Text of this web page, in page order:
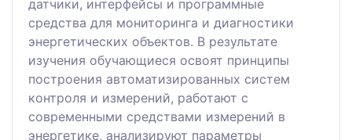
датчики, интерфейсы и программные
средства для мониторинга и диагностики
энергетических объектов. В результате
изучения обучающиеся освоят принципы
построения автоматизированных систем
контроля и измерений, работают с
современными средствами измерений в
энергетике, анализируют параметры